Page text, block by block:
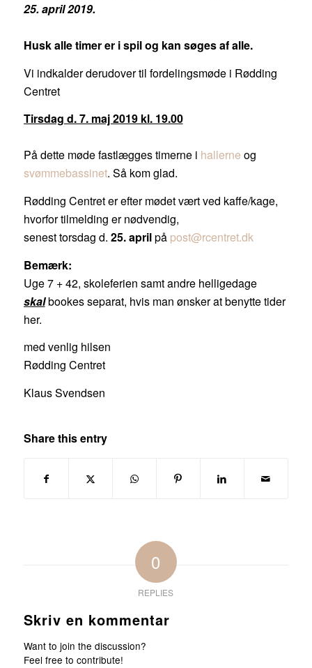
25. april 2019.
Husk alle timer er i spil og kan søges af alle.
Vi indkalder derudover til fordelingsmøde i Rødding
Centret
Tirsdag d. 7. maj 2019 kl. 19.00
På dette møde fastlægges timerne i hallerne og
svømmebassinet. Så kom glad.
Rødding Centret er efter mødet vært ved kaffe/kage,
hvorfor tilmelding er nødvendig,
senest torsdag d. 25. aprilpå post@rcentret.dk
Bemærk:
Uge 7 + 42, skoleferien samt andre helligedage
skalbookes separat, hvis man ønsker at benytte tider
her.
med venlig hilsen
Rødding Centret
Klaus Svendsen
Share this entry
0
REPLIES
Skriv en kommentar
Want to join the discussion?
Feel free to contribute!